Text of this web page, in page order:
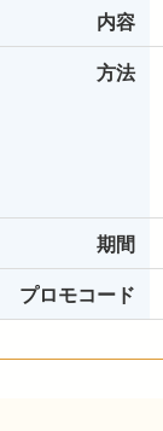
内容
方法
期間
プロモコード